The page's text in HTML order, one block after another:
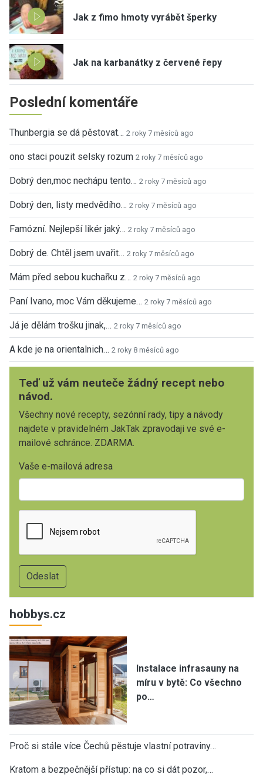
Jak z fimo hmoty vyrábět šperky
Jak na karbanátky z červené řepy
Poslední komentáře
Thunbergia se dá pěstovat… 2 roky 7 měsíců ago
ono staci pouzit selsky rozum 2 roky 7 měsíců ago
Dobrý den,moc nechápu tento… 2 roky 7 měsíců ago
Dobrý den, listy medvědího… 2 roky 7 měsíců ago
Famózní. Nejlepší likér jaký… 2 roky 7 měsíců ago
Dobrý de. Chtěl jsem uvařit… 2 roky 7 měsíců ago
Mám před sebou kuchařku z… 2 roky 7 měsíců ago
Paní Ivano, moc Vám děkujeme… 2 roky 7 měsíců ago
Já je dělám trošku jinak,… 2 roky 7 měsíců ago
A kde je na orientalnich… 2 roky 8 měsíců ago
Teď už vám neuteče žádný recept nebo
návod.
Všechny nové recepty, sezónní rady, tipy a návody
najdete v pravidelném JakTak zpravodaji ve své e-
mailové schránce. ZDARMA.
Vaše e-mailová adresa
hobbys.cz
Instalace infrasauny na
míru v bytě: Co všechno
po…
Proč si stále více Čechů pěstuje vlastní potraviny…
Kratom a bezpečnější přístup: na co si dát pozor,…